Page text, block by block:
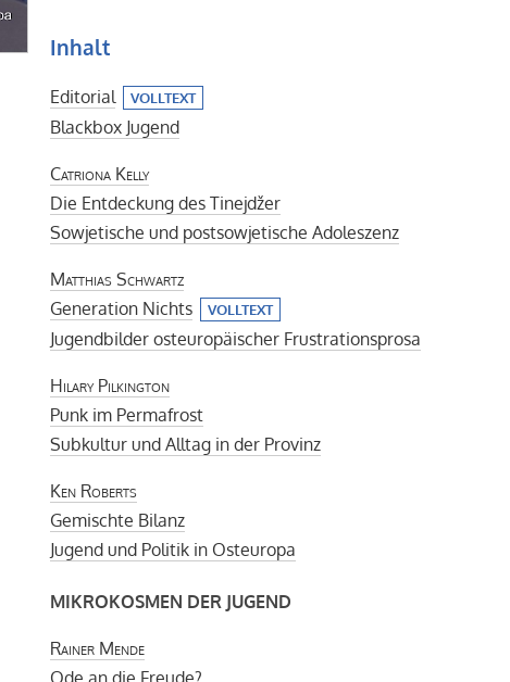
Inhalt
Editorial VOLLTEXT
Blackbox Jugend
Catriona Kelly
Die Entdeckung des Tinejdžer
Sowjetische und postsowjetische Adoleszenz
Matthias Schwartz
Generation Nichts
VOLLTEXT
Jugendbilder osteuropäischer Frustrationsprosa
Hilary Pilkington
Punk im Permafrost
Subkultur und Alltag in der Provinz
Ken Roberts
Gemischte Bilanz
Jugend und Politik in Osteuropa
MIKROKOSMEN DER JUGEND
Rainer Mende